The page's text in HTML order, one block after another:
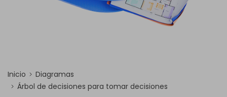
Inicio
Diagramas
Árbol de decisiones para tomar decisiones